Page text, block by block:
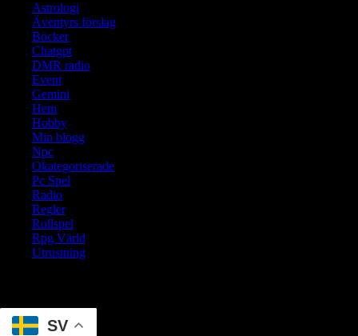
Astrologi
Äventyrs förslag
Böcker
Chatgpt
DMR radio
Event
Gemini
Hem
Hobby
Min blogg
Npc
Okategoriserade
Pc Spel
Radio
Regler
Rollspel
Rpg Värld
Utrustning
SV